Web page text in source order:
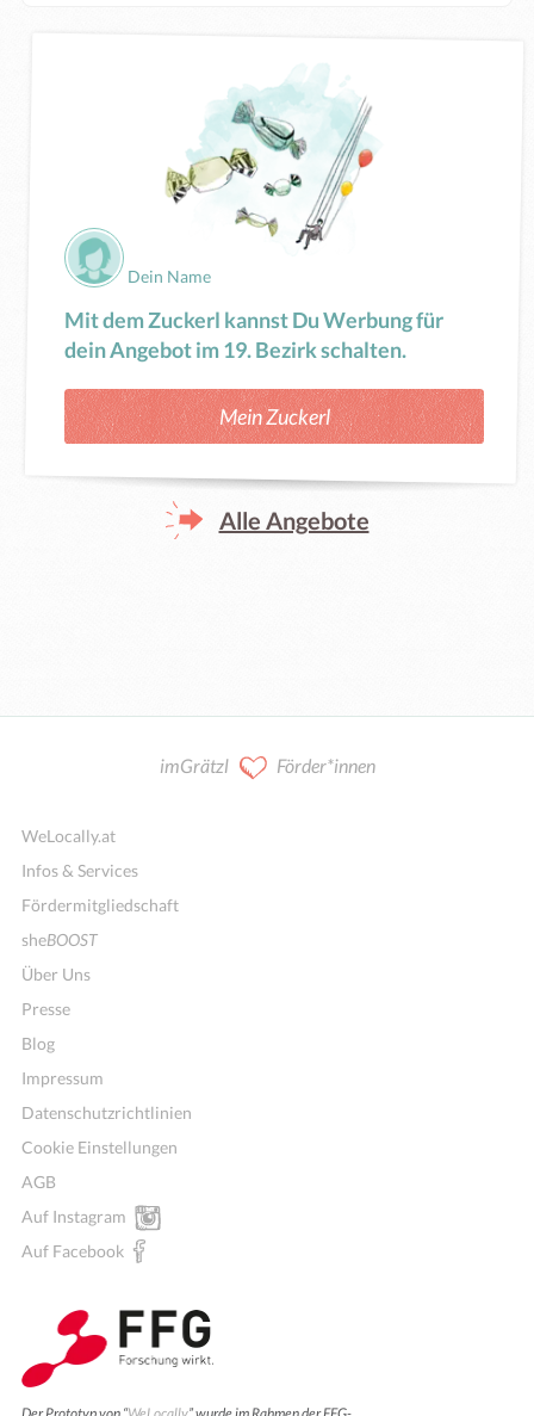
Dein Name
Mit dem Zuckerl kannst Du Werbung für
dein Angebot im 19. Bezirk schalten.
Mein Zuckerl
Alle Angebote
imGrätzl Förder*innen
WeLocally.at
Infos & Services
Fördermitgliedschaft
sheBOOST
Über Uns
Presse
Blog
Impressum
Datenschutzrichtlinien
Cookie Einstellungen
AGB
Auf Instagram
Auf Facebook